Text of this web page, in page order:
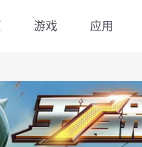
游戏 应用